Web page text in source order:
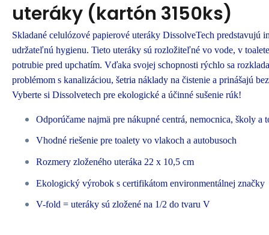
uteráky (kartón 3150ks)
Skladané celulózové papierové uteráky DissolveTech predstavujú
udržateľnú hygienu. Tieto uteráky sú rozložiteľné vo vode, v
potrubie pred upchatím. Vďaka svojej schopnosti rýchlo sa
problémom s kanalizáciou, šetria náklady na čistenie a prinášajú
Vyberte si Dissolvetech pre ekologické a účinné sušenie rúk!
Odporúčame najmä pre nákupné centrá, nemocnica, školy a
Vhodné riešenie pre toalety vo vlakoch a autobusoch
Rozmery zloženého uteráka 22 x 10,5 cm
Ekologický výrobok s certifikátom environmentálnej značky
V-fold = uteráky sú zložené na 1/2 do tvaru V